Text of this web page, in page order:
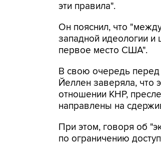
эти правила".
Он пояснил, что
западной идеологии и
первое место США".
В свою очередь
Йеллен заверяла, что
отношении КНР,
направлены на
При этом, говоря об
по ограничению